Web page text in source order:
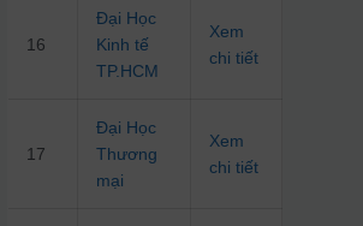
16
Đại Học
Kinh tế
TP.HCM
Xem
chi tiết
17
Đại Học
Thương
mại
Xem
chi tiết